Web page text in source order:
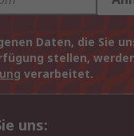
Daten, die Sie
stellen,
verarbeitet.
uns: